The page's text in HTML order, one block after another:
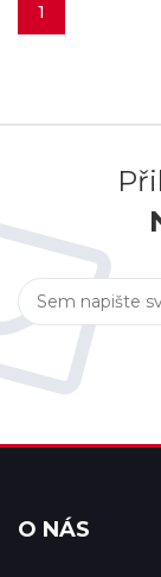
1
O NÁS